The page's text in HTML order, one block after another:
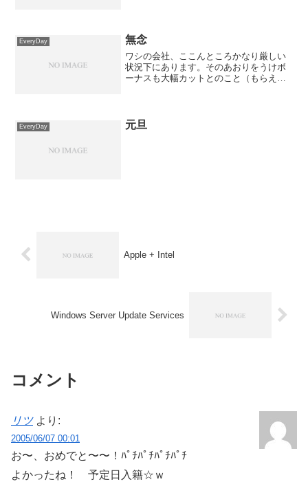
ないから、ストレスと...
EveryDay 無念
ワシの会社、ここんところかなり厳しい
状況下にあります。そのあおりをうけボ
ーナスも大幅カットとのこと（もらえる
す。マジで。。1年目にいた...
EveryDay 元旦
Apple + Intel
Windows Server Update Services
コメント
リツ より:
2005/06/07 00:01
お〜、おめでと〜〜！ﾊﾟﾁﾊﾟﾁﾊﾟﾁﾊﾟﾁ
よかったね！ 予定日入籍☆ｗ